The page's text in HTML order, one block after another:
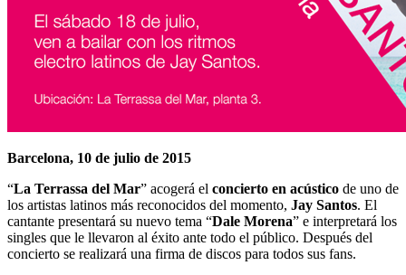
Barcelona, 10 de julio de 2015
“La Terrassa del Mar” acogerá el concierto en acústico de uno de
los artistas latinos más reconocidos del momento, Jay Santos. El
cantante presentará su nuevo tema “Dale Morena” e interpretará los
singles que le llevaron al éxito ante todo el público. Después del
concierto se realizará una firma de discos para todos sus fans.